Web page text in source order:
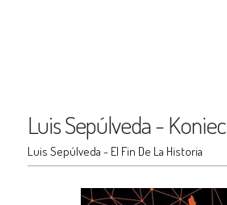
Luis Sepúlveda -
Luis Sepúlveda - El Fin De La Historia